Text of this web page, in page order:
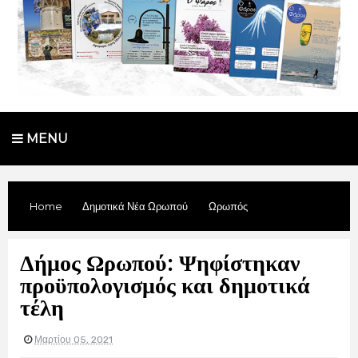
MENU
Home Δημοτικά Νέα Ωρωπού Ωρωπός
Δήμος Ωρωπού: Ψηφίστηκαν
προϋπολογισμός και δημοτικά
τέλη
Μαρτίου 05, 2021